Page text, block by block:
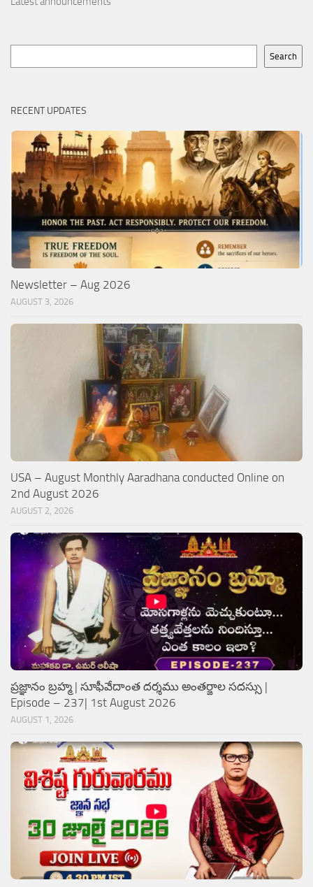
Search
RECENT UPDATES
Newsletter – Aug 2026
AUGUST 3, 2026
USA – August Monthly Aaradhana conducted Online on
2nd August 2026
AUGUST 2, 2026
ప్రజ్ఞానం బ్రహ్మ | సూఫీవేదాంత దర్శము అంతర్జాల సదస్సు |
Episode – 237| 1st August 2026
AUGUST 1, 2026